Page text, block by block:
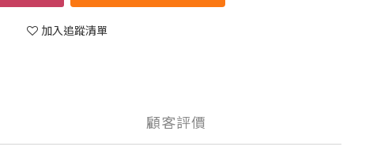
加入追蹤清單
顧客評價